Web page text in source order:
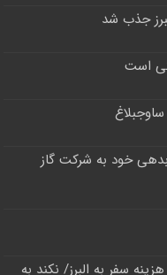
است
خود به شرکت گاز
سفر به البرز/‌ نکند به